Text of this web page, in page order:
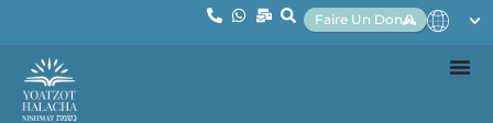
Faire Un Don